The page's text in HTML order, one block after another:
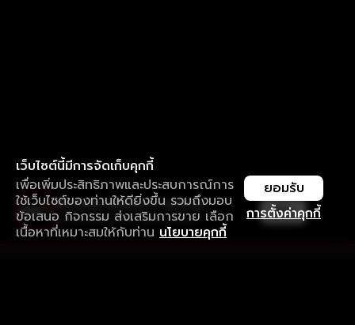
เว็บไซต์นี้มีการจัดเก็บคุกกี้
เพื่อเพิ่มประสิทธิภาพและประสบการณ์การ
ใช้เว็บไซต์ของท่านให้ดียิ่งขึ้น รวมถึงมอบ
ข้อเสนอ กิจกรรม ส่งเสริมการขาย เลือก
เนื้อหาที่เหมาะสมให้กับท่าน นโยบายคุกกี้
การตั้งค่าคุกกี้
ยอมรับ
ใช้งานแอป ลื่นไหลกว่า ไม่มีสะดุด
ดาวน์โหลดแอปเพื่อการรับชมที่ดีกว่า เปิด